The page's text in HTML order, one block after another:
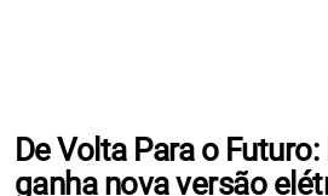
De Volta Para o
ganha nova versão